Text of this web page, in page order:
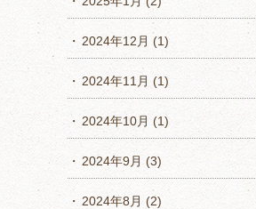
2024年12月 (1)
2024年11月 (1)
2024年10月 (1)
2024年9月 (3)
2024年8月 (2)